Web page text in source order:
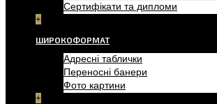
Сертифікати та дипломи
+
ШИРОКОФОРМАТ
Адресні таблички
Переносні банери
Фото картини
+